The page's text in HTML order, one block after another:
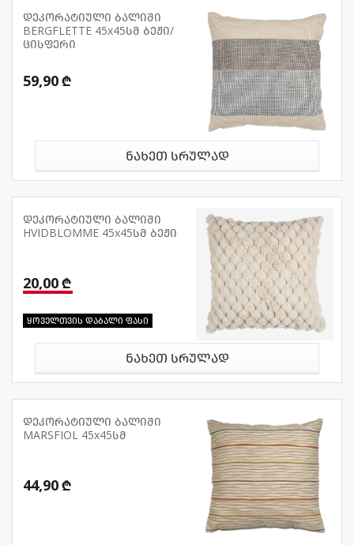
დეკორატიული ბალიში
BERGFLETTE 45x45სმ ბეჟი/
ცისფერი
59,90 ₾
ნახეთ სრულად
დეკორატიული ბალიში
HVIDBLOMME 45x45სმ ბეჟი
20,00 ₾
ყოველთვის დაბალი ფასი
ნახეთ სრულად
დეკორატიული ბალიში
MARSFIOL 45x45სმ
44,90 ₾